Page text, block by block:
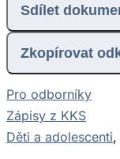
Sdílet
Zkopírovat
Pro odborníky
Zápisy z KKS
Děti a adolescenti,